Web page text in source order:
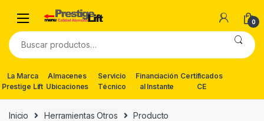
navigation
content
0
Buscar
por:
La Marca
Prestige Lift
Almacenes
Ubicaciones
Servicio
Técnico
Financiación
al Instante
Certificados
CE
Inicio Herramientas Otros Producto